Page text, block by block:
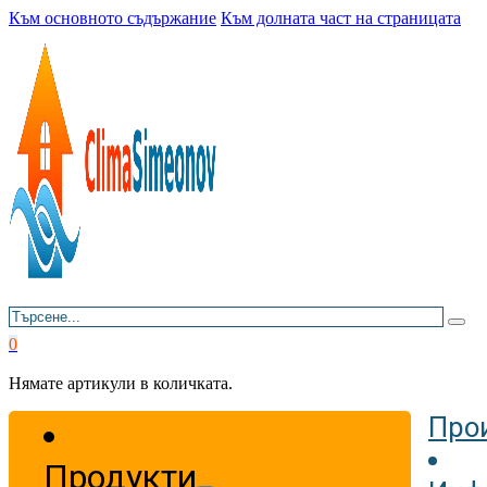
Към основното съдържание Към долната част на страницата
Търсене
0
Нямате артикули в количката.
Продукти